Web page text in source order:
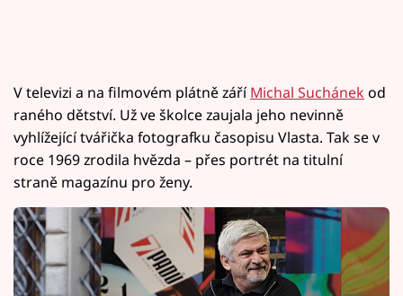
V televizi a na filmovém plátně záříMichal Suchánek od
raného dětství. Už ve školce zaujala jeho nevinně
vyhlížející tvářička fotografku časopisu Vlasta. Tak se v
roce 1969 zrodila hvězda – přes portrét na titulní
straně magazínu pro ženy.